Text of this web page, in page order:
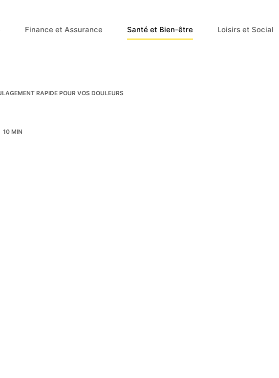
Finance et Assurance Santé et Bien-être Loisirs et Social
RAPIDE POUR VOS DOULEURS
10 MIN